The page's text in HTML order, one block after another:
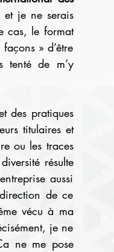
et je ne serais
cas, le format
» d’être
tenté de m’y
des pratiques
titulaires et
ou les traces
résulte
aussi
de ce
vécu à ma
je ne
ne me pose